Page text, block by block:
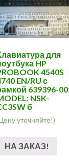
для
HP
4540S
EN/RU с
639396-
NSK-
б
уточняйте!)
НА ЗАКАЗ!